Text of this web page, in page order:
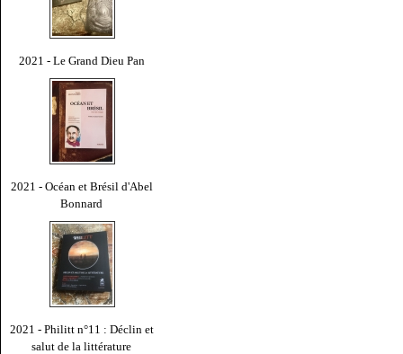
2021 - Le Grand Dieu Pan
2021 - Océan et Brésil d'Abel
Bonnard
2021 - Philitt n°11 : Déclin et
salut de la littérature